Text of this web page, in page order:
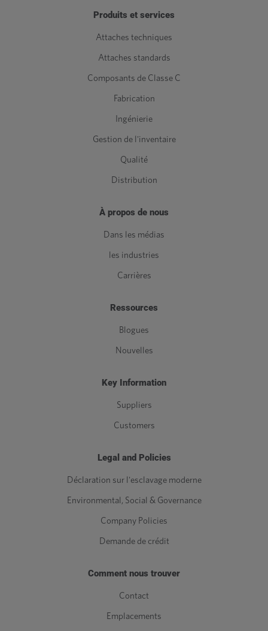
Produits et services
Attaches techniques
Attaches standards
Composants de Classe C
Fabrication
Ingénierie
Gestion de l'inventaire
Qualité
Distribution
À propos de nous
Dans les médias
les industries
Carrières
Ressources
Blogues
Nouvelles
Key Information
Suppliers
Customers
Legal and Policies
Déclaration sur l'esclavage moderne
Environmental, Social & Governance
Company Policies
Demande de crédit
Comment nous trouver
Contact
Emplacements